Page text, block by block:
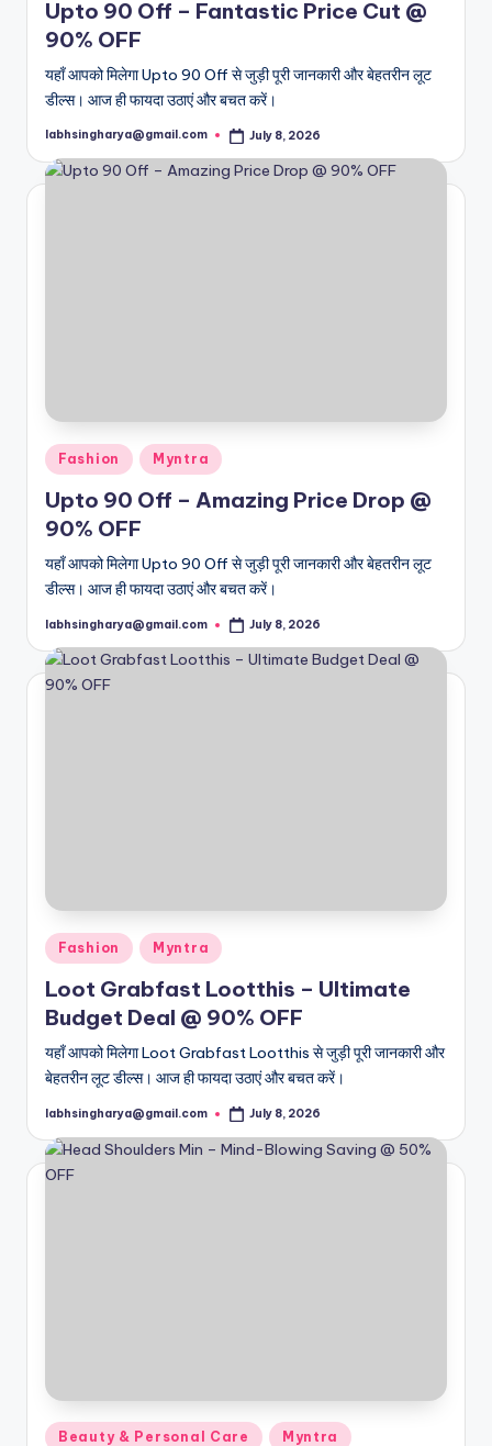
Upto 90 Off – Fantastic Price Cut @
90% OFF
यहाँ आपको मिलेगा Upto 90 Off से जुड़ी पूरी जानकारी और बेहतरीन लूट
डील्स। आज ही फायदा उठाएं और बचत करें।
Posted
labhsingharya@gmail.com July 8, 2026
Posted
in
Fashion Myntra
Upto 90 Off – Amazing Price Drop @
90% OFF
यहाँ आपको मिलेगा Upto 90 Off से जुड़ी पूरी जानकारी और बेहतरीन लूट
डील्स। आज ही फायदा उठाएं और बचत करें।
Posted
labhsingharya@gmail.com July 8, 2026
Posted
in
Fashion Myntra
Loot Grabfast Lootthis – Ultimate
Budget Deal @ 90% OFF
यहाँ आपको मिलेगा Loot Grabfast Lootthis से जुड़ी पूरी जानकारी और
बेहतरीन लूट डील्स। आज ही फायदा उठाएं और बचत करें।
Posted
labhsingharya@gmail.com July 8, 2026
Posted
Beauty & Personal Care Myntra